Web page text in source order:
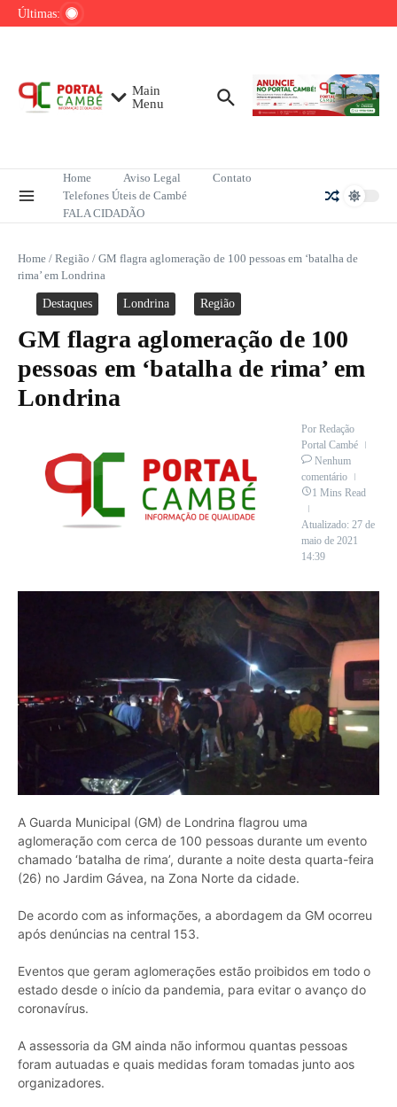
Ir para o conteúdo
Últimas:
Mega-Sena sorteia R$ 165 milhões neste
sobre redução do desmatamento na Amazônia
Main
Menu
Home Aviso Legal
Contato
Telefones Úteis de Cambé
FALA CIDADÃO
Home / Região / GM flagra aglomeração de 100 pessoas em ‘batalha de
rima’ em Londrina
Destaques Londrina Região
GM flagra aglomeração de 100
pessoas em ‘batalha de rima’ em
Londrina
Por Redação
Portal Cambé
Nenhum
comentário
1 Mins Read
Atualizado: 27 de
maio de 2021
14:39
A Guarda Municipal (GM) de Londrina flagrou uma
aglomeração com cerca de 100 pessoas durante um evento
chamado ‘batalha de rima’, durante a noite desta quarta-feira
(26) no Jardim Gávea, na Zona Norte da cidade.
De acordo com as informações, a abordagem da GM ocorreu
após denúncias na central 153.
Eventos que geram aglomerações estão proibidos em todo o
estado desde o início da pandemia, para evitar o avanço do
coronavírus.
A assessoria da GM ainda não informou quantas pessoas
foram autuadas e quais medidas foram tomadas junto aos
organizadores.